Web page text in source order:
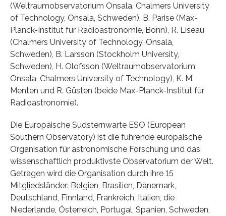
(Weltraumobservatorium Onsala, Chalmers University
of Technology, Onsala, Schweden), B. Parise (Max-
Planck-Institut für Radioastronomie, Bonn), R. Liseau
(Chalmers University of Technology, Onsala,
Schweden), B. Larsson (Stockholm University,
Schweden), H. Olofsson (Weltraumobservatorium
Onsala, Chalmers University of Technology), K. M.
Menten und R. Güsten (beide Max-Planck-Institut für
Radioastronomie).
Die Europäische Südsternwarte ESO (European
Southern Observatory) ist die führende europäische
Organisation für astronomische Forschung und das
wissenschaftlich produktivste Observatorium der Welt.
Getragen wird die Organisation durch ihre 15
Mitgliedsländer: Belgien, Brasilien, Dänemark,
Deutschland, Finnland, Frankreich, Italien, die
Niederlande, Österreich, Portugal, Spanien, Schweden,